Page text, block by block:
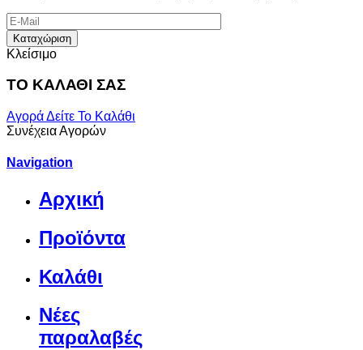
Καταχώριση
Κλείσιμο
ΤΟ ΚΑΛΑΘΙ ΣΑΣ
ΑγοράΔείτε Το Καλάθι
Συνέχεια Αγορών
Navigation
Αρχική
Προϊόντα
Καλάθι
Νέες
παραλαβές